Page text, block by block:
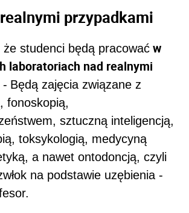
przypadkami
że studenci będą pracować w
laboratoriach nad realnymi
- Będą zajęcia związane z
fonoskopią,
sztuczną inteligencją,
toksykologią, medycyną
a nawet ontodoncją, czyli
na podstawie uzębienia -